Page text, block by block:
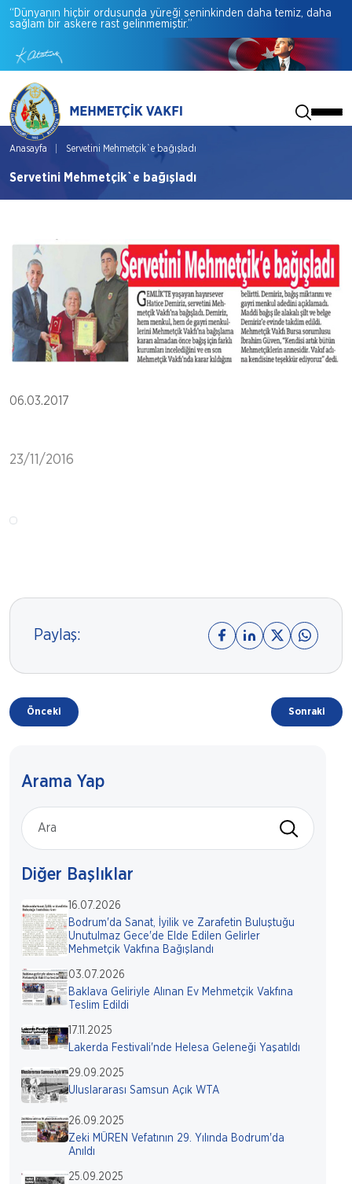
“Dünyanın hiçbir ordusunda yüreği seninkinden daha temiz, daha
sağlam bir askere rast gelinmemiştir.”
Anasayfa Servetini Mehmetçik`e bağışladı
Servetini Mehmetçik`e bağışladı
06.03.2017
23/11/2016
Paylaş:
Önceki Sonraki
Arama Yap
Diğer Başlıklar
16.07.2026
Bodrum'da Sanat, İyilik ve Zarafetin Buluştuğu
Unutulmaz Gece'de Elde Edilen Gelirler
Mehmetçik Vakfına Bağışlandı
03.07.2026
Baklava Geliriyle Alınan Ev Mehmetçik Vakfına
Teslim Edildi
17.11.2025
Lakerda Festivali'nde Helesa Geleneği Yaşatıldı
29.09.2025
Uluslararası Samsun Açık WTA
26.09.2025
Zeki MÜREN Vefatının 29. Yılında Bodrum'da
Anıldı
25.09.2025